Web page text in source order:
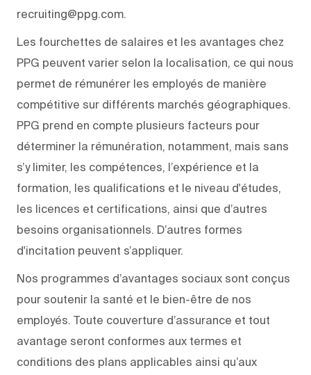
recruiting@ppg.com.
Les fourchettes de salaires et les avantages chez
PPG peuvent varier selon la localisation, ce qui nous
permet de rémunérer les employés de manière
compétitive sur différents marchés géographiques.
PPG prend en compte plusieurs facteurs pour
déterminer la rémunération, notamment, mais sans
s’y limiter, les compétences, l’expérience et la
formation, les qualifications et le niveau d'études,
les licences et certifications, ainsi que d’autres
besoins organisationnels. D’autres formes
d'incitation peuvent s’appliquer.
Nos programmes d’avantages sociaux sont conçus
pour soutenir la santé et le bien-être de nos
employés. Toute couverture d’assurance et tout
avantage seront conformes aux termes et
conditions des plans applicables ainsi qu’aux